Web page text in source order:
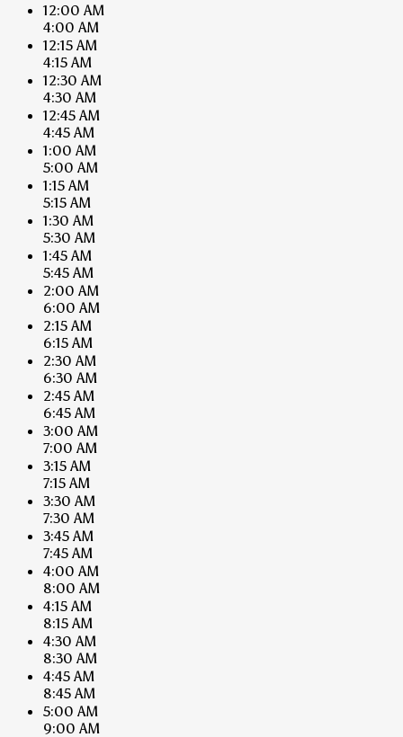
12:00 AM
4:00 AM
12:15 AM
4:15 AM
12:30 AM
4:30 AM
12:45 AM
4:45 AM
1:00 AM
5:00 AM
1:15 AM
5:15 AM
1:30 AM
5:30 AM
1:45 AM
5:45 AM
2:00 AM
6:00 AM
2:15 AM
6:15 AM
2:30 AM
6:30 AM
2:45 AM
6:45 AM
3:00 AM
7:00 AM
3:15 AM
7:15 AM
3:30 AM
7:30 AM
3:45 AM
7:45 AM
4:00 AM
8:00 AM
4:15 AM
8:15 AM
4:30 AM
8:30 AM
4:45 AM
8:45 AM
5:00 AM
9:00 AM